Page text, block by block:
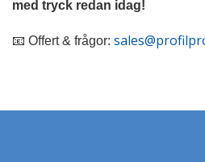
med tryck redan idag!
📧 Offert & frågor: